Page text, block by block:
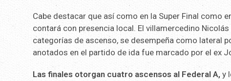
Cabe destacar que así como en la Super Final como
contará con presencia local. El villamercedino
categorías de ascenso, se desempeña como lateral
anotados en el partido de ida fue marcado por el ex
Las finales otorgan cuatro ascensos al Federal A, y